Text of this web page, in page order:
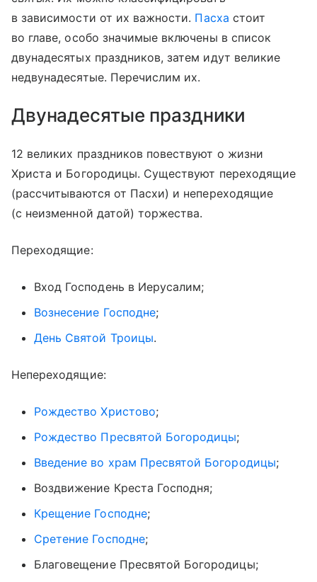
в зависимости от их важности. Пасха стоит
во главе, особо значимые включены в список
двунадесятых праздников, затем идут великие
недвунадесятые. Перечислим их.
Двунадесятые праздники
12 великих праздников повествуют о жизни
Христа и Богородицы. Существуют переходящие
(рассчитываются от Пасхи) и непереходящие
(с неизменной датой) торжества.
Переходящие:
Вход Господень в Иерусалим;
Вознесение Господне;
День Святой Троицы.
Непереходящие:
Рождество Христово;
Рождество Пресвятой Богородицы;
Введение во храм Пресвятой Богородицы;
Воздвижение Креста Господня;
Крещение Господне;
Сретение Господне;
Благовещение Пресвятой Богородицы;